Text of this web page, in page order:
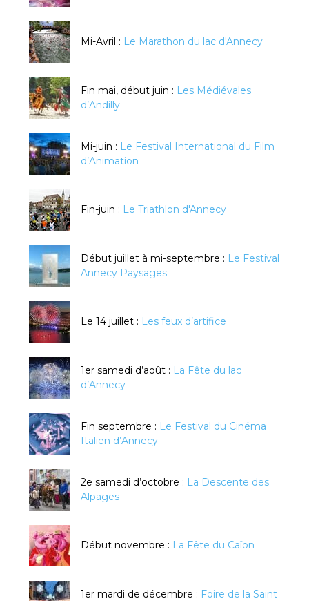
Mi-Avril : Le Marathon du lac d'Annecy
Fin mai, début juin : Les Médiévales
d’Andilly
Mi-juin : Le Festival International du Film
d’Animation
Fin-juin : Le Triathlon d'Annecy
Début juillet à mi-septembre : Le Festival
Annecy Paysages
Le 14 juillet : Les feux d’artifice
1er samedi d’août : La Fête du lac
d’Annecy
Fin septembre : Le Festival du Cinéma
Italien d’Annecy
2e samedi d’octobre : La Descente des
Alpages
Début novembre : La Fête du Caïon
1er mardi de décembre : Foire de la Saint